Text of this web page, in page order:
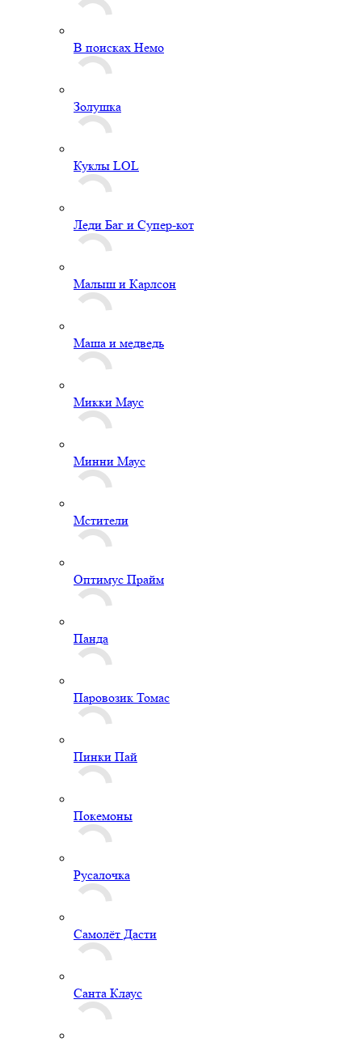
В поисках Немо
Золушка
Куклы LOL
Леди Баг и Супер-кот
Малыш и Карлсон
Маша и медведь
Микки Маус
Минни Маус
Мстители
Оптимус Прайм
Панда
Паровозик Томас
Пинки Пай
Покемоны
Русалочка
Самолёт Дасти
Санта Клаус